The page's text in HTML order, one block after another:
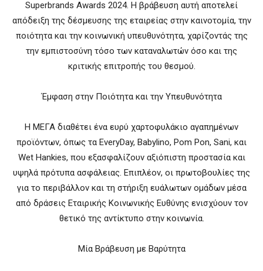
Superbrands Awards 2024. Η βράβευση αυτή αποτελεί
απόδειξη της δέσμευσης της εταιρείας στην καινοτομία, την
ποιότητα και την κοινωνική υπευθυνότητα, χαρίζοντάς της
την εμπιστοσύνη τόσο των καταναλωτών όσο και της
κριτικής επιτροπής του θεσμού.
Έμφαση στην Ποιότητα και την Υπευθυνότητα
Η ΜΕΓΑ διαθέτει ένα ευρύ χαρτοφυλάκιο αγαπημένων
προϊόντων, όπως τα EveryDay, Babylino, Pom Pon, Sani, και
Wet Hankies, που εξασφαλίζουν αξιόπιστη προστασία και
υψηλά πρότυπα ασφάλειας. Επιπλέον, οι πρωτοβουλίες της
για το περιβάλλον και τη στήριξη ευάλωτων ομάδων μέσα
από δράσεις Εταιρικής Κοινωνικής Ευθύνης ενισχύουν τον
θετικό της αντίκτυπο στην κοινωνία.
Μία Βράβευση με Βαρύτητα